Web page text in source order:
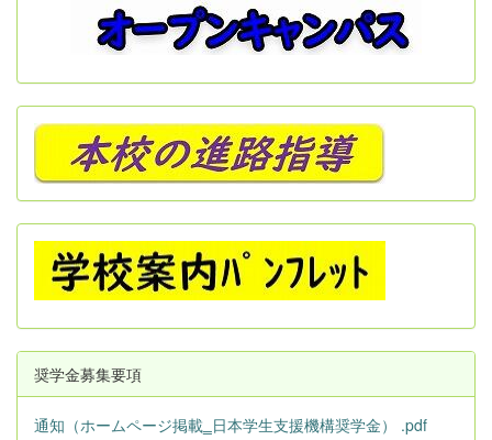
奨学金募集要項
通知（ホームページ掲載‗日本学生支援機構奨学金） .pdf